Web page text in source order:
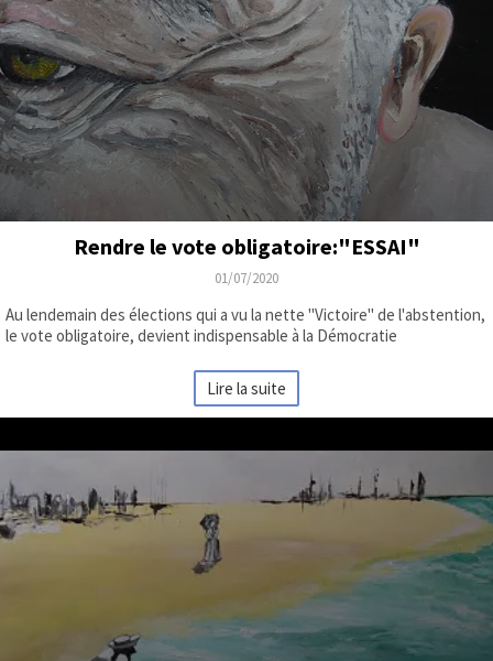
Rendre le vote obligatoire:"ESSAI"
01/07/2020
Au lendemain des élections qui a vu la nette "Victoire" de l'abstention,
le vote obligatoire, devient indispensable à la Démocratie
Lire la suite